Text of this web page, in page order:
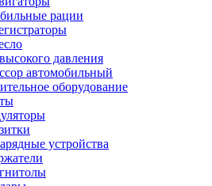
рации
давления
автомобильный
оборудование
устройства